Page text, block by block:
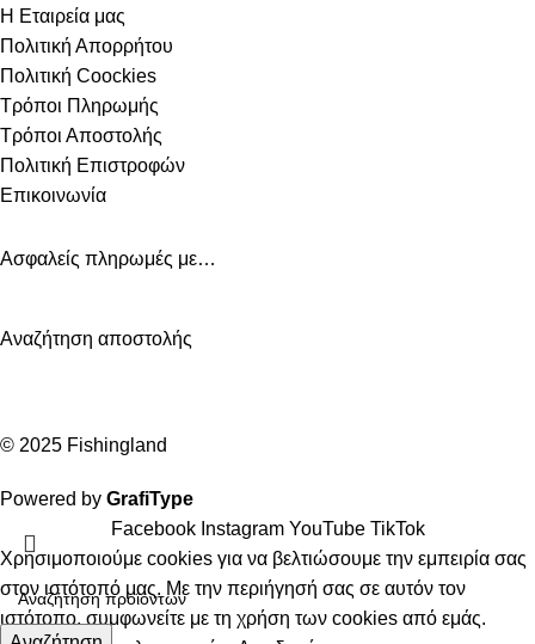
Η Εταιρεία μας
Πολιτική Απορρήτου
Πολιτική Coockies
Τρόποι Πληρωμής
Τρόποι Αποστολής
Πολιτική Επιστροφών
Επικοινωνία
Ασφαλείς πληρωμές με…
Αναζήτηση αποστολής
© 2025 Fishingland
Powered by GrafiType
Facebook Instagram YouTube TikTok
Χρησιμοποιούμε cookies για να βελτιώσουμε την εμπειρία σας
στον ιστότοπό μας. Με την περιήγησή σας σε αυτόν τον
ιστότοπο, συμφωνείτε με τη χρήση των cookies από εμάς.